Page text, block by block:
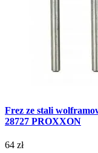
Frez ze stali
28727 PROXXON
64 zł